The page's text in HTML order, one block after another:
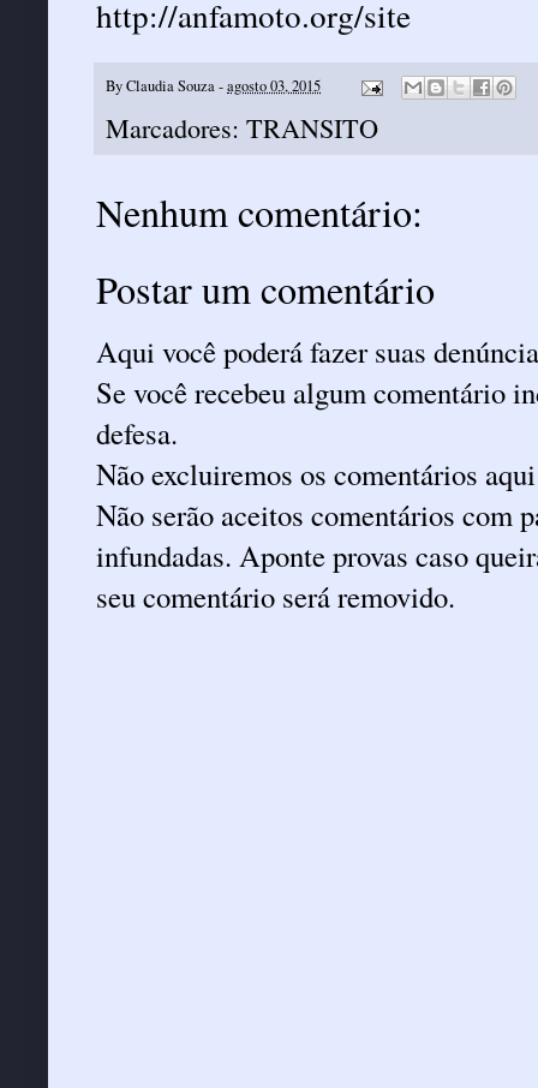
http://anfamoto.org/site
ByClaudia Souza-agosto 03, 2015
Marcadores: TRANSITO
Nenhum comentário:
Postar um comentário
Aqui você poderá fazer suas
Se você recebeu algum comentário
defesa.
Não excluiremos os comentários
Não serão aceitos comentários com
infundadas. Aponte provas caso
seu comentário será removido.